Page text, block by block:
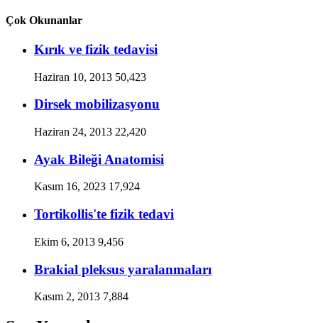
Çok Okunanlar
Kırık ve fizik tedavisi
Haziran 10, 2013 50,423
Dirsek mobilizasyonu
Haziran 24, 2013 22,420
Ayak Bileği Anatomisi
Kasım 16, 2023 17,924
Tortikollis'te fizik tedavi
Ekim 6, 2013 9,456
Brakial pleksus yaralanmaları
Kasım 2, 2013 7,884